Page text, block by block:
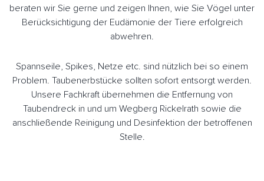
beraten wir Sie gerne und zeigen Ihnen, wie Sie Vögel unter
Berücksichtigung der Eudämonie der Tiere erfolgreich
abwehren.
Spannseile, Spikes, Netze etc. sind nützlich bei so einem
Problem. Taubenerbstücke sollten sofort entsorgt werden.
Unsere Fachkraft übernehmen die Entfernung von
Taubendreck in und um Wegberg Rickelrath sowie die
anschließende Reinigung und Desinfektion der betroffenen
Stelle.